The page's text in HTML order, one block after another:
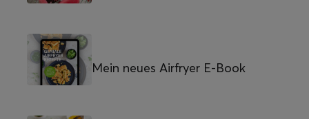
Mein neues Airfryer E-Book